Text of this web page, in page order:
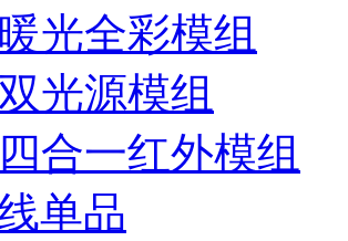
暖光全彩模组
双光源模组
四合一红外模组
单品